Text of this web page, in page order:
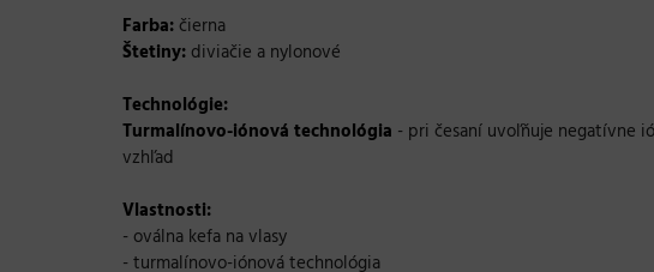
Farba: čierna
Štetiny: diviačie a nylonové
Technológie:
Turmalínovo-iónová technológia - pri česaní uvoľňuje negatívne
vzhľad
Vlastnosti:
- oválna kefa na vlasy
- turmalínovo-iónová technológia